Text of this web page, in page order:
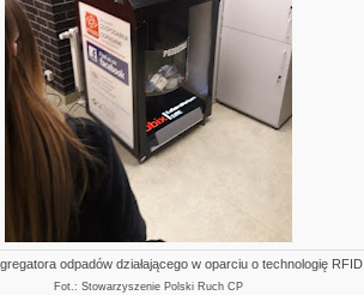
odpadów działającego w oparciu o technologię RFID
Fot.: Stowarzyszenie Polski Ruch CP